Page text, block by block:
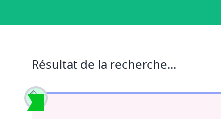
Résultat de la recherche...